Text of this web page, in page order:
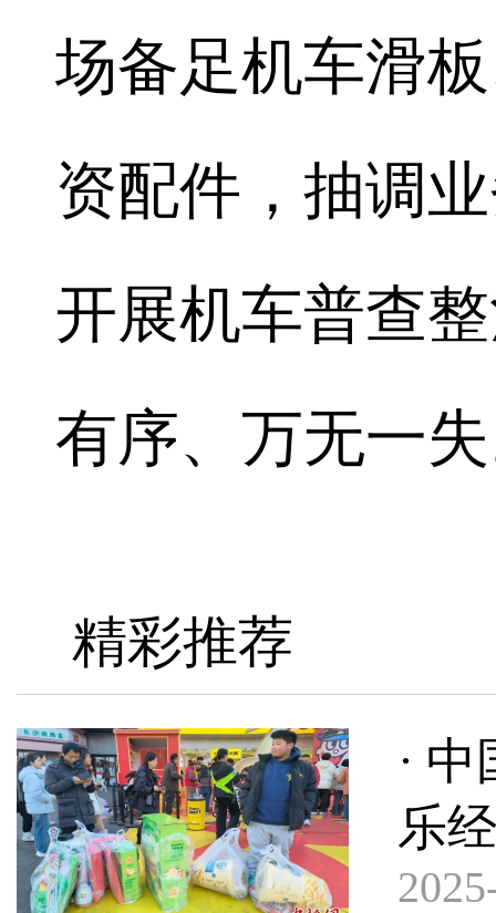
场备足机车滑
资配件，抽调
开展机车普查
有序、万无一
精彩推荐
·
乐